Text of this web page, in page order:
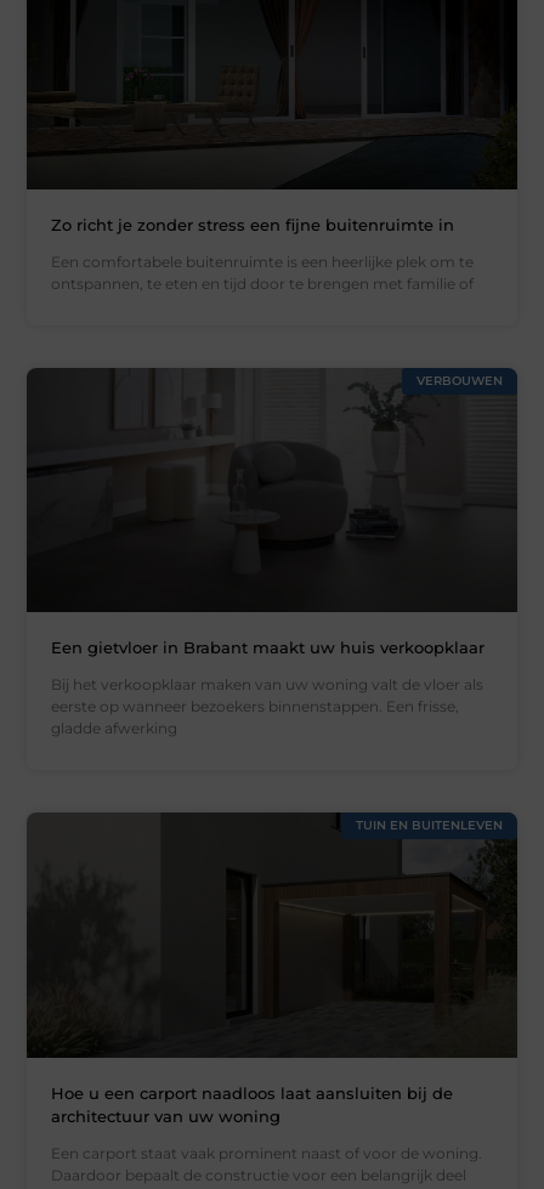
Zo richt je zonder stress een fijne buitenruimte in
Een comfortabele buitenruimte is een heerlijke plek om te
ontspannen, te eten en tijd door te brengen met familie of
VERBOUWEN
Een gietvloer in Brabant maakt uw huis verkoopklaar
Bij het verkoopklaar maken van uw woning valt de vloer als
eerste op wanneer bezoekers binnenstappen. Een frisse,
gladde afwerking
TUIN EN BUITENLEVEN
Hoe u een carport naadloos laat aansluiten bij de
architectuur van uw woning
Een carport staat vaak prominent naast of voor de woning.
Daardoor bepaalt de constructie voor een belangrijk deel